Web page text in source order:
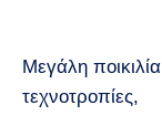
Μεγάλη
τεχνοτροπίες,